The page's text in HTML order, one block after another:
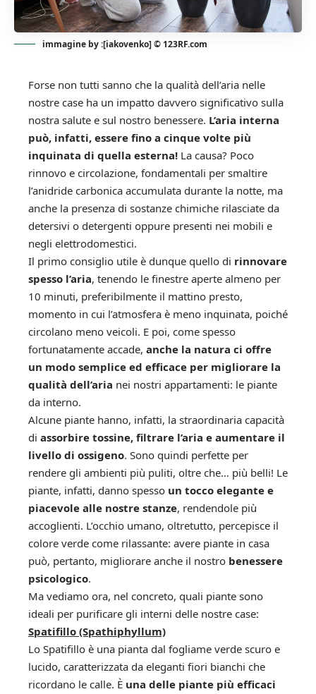
immagine by :[iakovenko] © 123RF.com
Forse non tutti sanno che la qualità dell’aria nelle
nostre case ha un impatto davvero significativo sulla
nostra salute e sul nostro benessere. L’aria interna
può, infatti, essere fino a cinque volte più
inquinata di quella esterna! La causa? Poco
rinnovo e circolazione, fondamentali per smaltire
l’anidride carbonica accumulata durante la notte, ma
anche la presenza di sostanze chimiche rilasciate da
detersivi o detergenti oppure presenti nei mobili e
negli elettrodomestici.
Il primo consiglio utile è dunque quello di rinnovare
spesso l’aria, tenendo le finestre aperte almeno per
10 minuti, preferibilmente il mattino presto,
momento in cui l’atmosfera è meno inquinata, poiché
circolano meno veicoli. E poi, come spesso
fortunatamente accade, anche la natura ci offre
un modo semplice ed efficace per migliorare la
qualità dell’aria nei nostri appartamenti: le piante
da interno.
Alcune piante hanno, infatti, la straordinaria capacità
di assorbire tossine, filtrare l’aria e aumentare il
livello di ossigeno. Sono quindi perfette per
rendere gli ambienti più puliti, oltre che… più belli! Le
piante, infatti, danno spesso un tocco elegante e
piacevole alle nostre stanze, rendendole più
accoglienti. L’occhio umano, oltretutto, percepisce il
colore verde come rilassante: avere piante in casa
può, pertanto, migliorare anche il nostro benessere
psicologico.
Ma vediamo ora, nel concreto, quali piante sono
ideali per purificare gli interni delle nostre case:
Spatifillo (Spathiphyllum)
Lo Spatifillo è una pianta dal fogliame verde scuro e
lucido, caratterizzata da eleganti fiori bianchi che
ricordano le calle. È una delle piante più efficaci